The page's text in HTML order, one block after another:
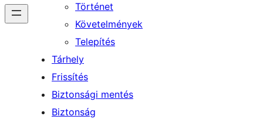
Történet
Követelmények
Telepítés
Tárhely
Frissítés
Biztonsági mentés
Biztonság